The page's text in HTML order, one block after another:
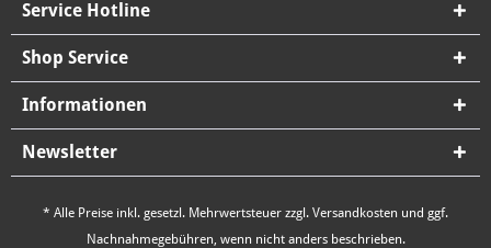
Service Hotline
Shop Service
Informationen
Newsletter
* Alle Preise inkl. gesetzl. Mehrwertsteuer zzgl. Versandkosten und ggf.
Nachnahmegebühren, wenn nicht anders beschrieben.